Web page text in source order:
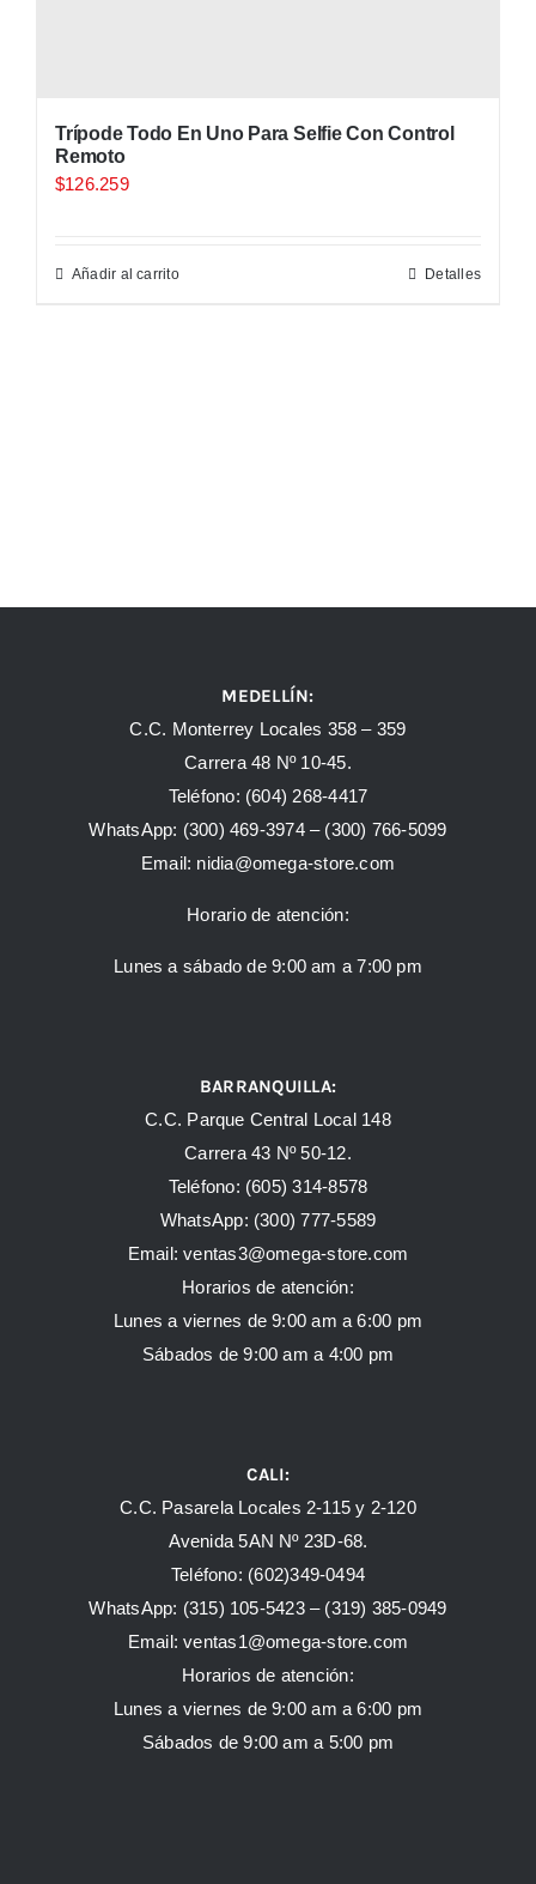
Trípode Todo En Uno Para Selfie Con Control
Remoto
$126.259
Añadir al carrito Detalles
MEDELLÍN:
C.C. Monterrey Locales 358 – 359
Carrera 48 Nº 10-45.
Teléfono: (604) 268-4417
WhatsApp: (300) 469-3974 – (300) 766-5099
Email: nidia@omega-store.com
Horario de atención:
Lunes a sábado de 9:00 am a 7:00 pm
BARRANQUILLA:
C.C. Parque Central Local 148
Carrera 43 Nº 50-12.
Teléfono: (605) 314-8578
WhatsApp: (300) 777-5589
Email: ventas3@omega-store.com
Horarios de atención:
Lunes a viernes de 9:00 am a 6:00 pm
Sábados de 9:00 am a 4:00 pm
CALI:
C.C. Pasarela Locales 2-115 y 2-120
Avenida 5AN Nº 23D-68.
Teléfono: (602)349-0494
WhatsApp: (315) 105-5423 – (319) 385-0949
Email:ventas1@omega-store.com
Horarios de atención:
Lunes a viernes de 9:00 am a 6:00 pm
Sábados de 9:00 am a 5:00 pm